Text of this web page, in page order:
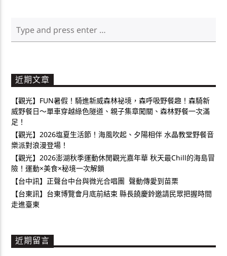
近期文章
【觀光】FUN暑假！騎進新威森林祕境，森呼吸野餐趣！森騎新
威野餐日～單車穿越綠色隧道、親子集章闖關、森林野餐一次滿
足！
【觀光】2026塩夏生活節！海風吹起、夕陽相伴 水晶教堂野餐音
樂派對浪漫登場！
【觀光】2026澎湖秋季運動休閒觀光嘉年華 秋天最Chill的海島冒
險！運動×美食×秘境一次解鎖
【台中訊】正聲台中台與微光合唱團 聲動傳愛到苗栗
【台東訊】台東博覽會月底前結束 縣長饒慶鈴邀請民眾把握時間
走進臺東
近期留言